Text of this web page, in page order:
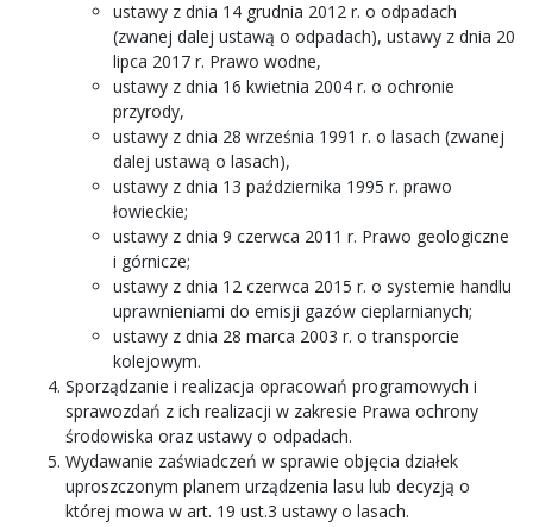
ustawy z dnia 14 grudnia 2012 r. o odpadach
(zwanej dalej ustawą o odpadach), ustawy z dnia 20
lipca 2017 r. Prawo wodne,
ustawy z dnia 16 kwietnia 2004 r. o ochronie
przyrody,
ustawy z dnia 28 września 1991 r. o lasach (zwanej
dalej ustawą o lasach),
ustawy z dnia 13 października 1995 r. prawo
łowieckie;
ustawy z dnia 9 czerwca 2011 r. Prawo geologiczne
i górnicze;
ustawy z dnia 12 czerwca 2015 r. o systemie handlu
uprawnieniami do emisji gazów cieplarnianych;
ustawy z dnia 28 marca 2003 r. o transporcie
kolejowym.
Sporządzanie i realizacja opracowań programowych i
sprawozdań z ich realizacji w zakresie Prawa ochrony
środowiska oraz ustawy o odpadach.
Wydawanie zaświadczeń w sprawie objęcia działek
uproszczonym planem urządzenia lasu lub decyzją o
której mowa w art. 19 ust.3 ustawy o lasach.